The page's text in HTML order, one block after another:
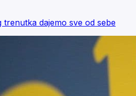
trenutka dajemo sve od sebe